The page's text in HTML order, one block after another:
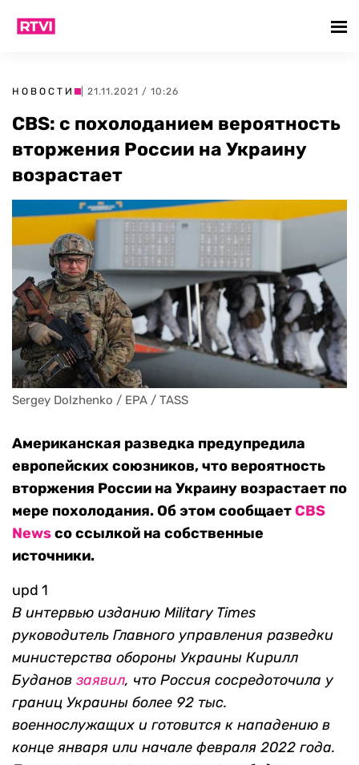
НОВОСТИ | 21.11.2021 / 10:26
CBS: с похолоданием вероятность
вторжения России на Украину
возрастает
Sergey Dolzhenko / EPA / TASS
Американская разведка предупредила
европейских союзников, что вероятность
вторжения России на Украину возрастает по
мере похолодания. Об этом сообщаетCBS
Newsсо ссылкой на собственные
источники.
upd 1
В интервью изданию Military Times
руководитель Главного управления разведки
министерства обороны Украины Кирилл
Буданов заявил, что Россия сосредоточила у
границ Украины более 92 тыс.
военнослужащих и готовится к нападению в
конце января или начале февраля 2022 года.